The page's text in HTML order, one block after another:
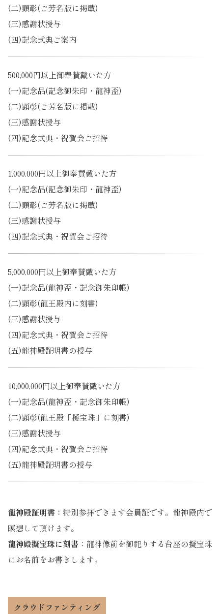
(二)顕彰(ご芳名版に掲載)
(三)感謝状授与
(四)記念式典ご案内
500,000円以上御奉賛戴いた方
(一)記念品(記念御朱印・龍神盃)
(二)顕彰(ご芳名版に掲載)
(三)感謝状授与
(四)記念式典・祝賀会ご招待
1,000,000円以上御奉賛戴いた方
(一)記念品(記念御朱印・龍神盃)
(二)顕彰(ご芳名版に掲載)
(三)感謝状授与
(四)記念式典・祝賀会ご招待
5,000,000円以上御奉賛戴いた方
(一)記念品(龍神盃・記念御朱印帳)
(二)顕彰(龍王殿内に刻書)
(三)感謝状授与
(四)記念式典・祝賀会ご招待
(五)龍神殿証明書の授与
10,000,000円以上御奉賛戴いた方
(一)記念品(龍神盃・記念御朱印帳)
(二)顕彰(龍王殿「擬宝珠」に刻書)
(三)感謝状授与
(四)記念式典・祝賀会ご招待
(五)龍神殿証明書の授与
龍神殿証明書 ：特別参拝できます会員証です。龍神殿内で
瞑想して頂けます。
龍神殿擬宝珠に刻書 ：龍神像前を御祀りする台座の擬宝珠
にお名前をお書きします。
クラウドファンティング